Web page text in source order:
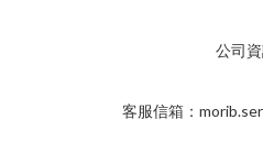
公司
客服信箱：